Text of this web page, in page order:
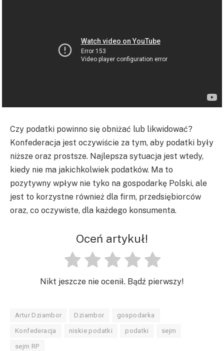
Czy podatki powinno się obniżać lub likwidować?
Konfederacja jest oczywiście za tym, aby podatki były
niższe oraz prostsze. Najlepsza sytuacja jest wtedy,
kiedy nie ma jakichkolwiek podatków. Ma to
pozytywny wpływ nie tyko na gospodarkę Polski, ale
jest to korzystne również dla firm, przedsiębiorców
oraz, co oczywiste, dla każdego konsumenta.
Oceń artykuł!
Nikt jeszcze nie ocenił. Bądź pierwszy!
Artur Dziambor Dziambor gospodarka
Konfederacja niskie podatki podatki sejm
sejm RP